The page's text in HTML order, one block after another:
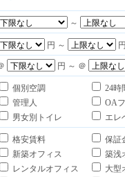
～
円 ～
円 ～ ＠
個別空調 24時
管理人
OA
男女別トイレ
エレ
格安賃料 保証
新築オフィス
築浅
レンタルオフィス
大型